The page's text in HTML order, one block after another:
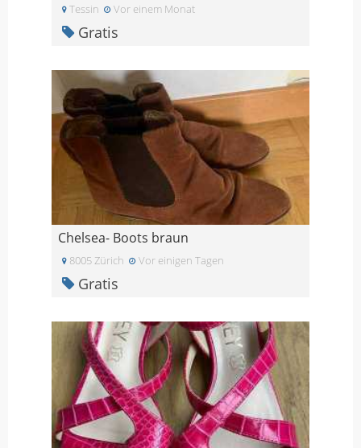
Tessin Vor einem Monat
Gratis
Chelsea- Boots braun
8005 Zürich Vor einigen Tagen
Gratis